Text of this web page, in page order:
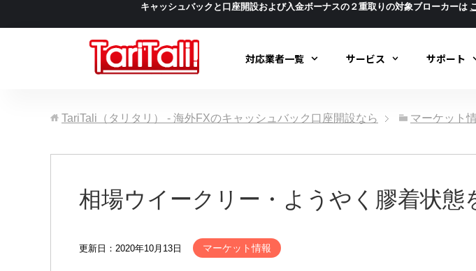
キャッシュバックと口座開設および入金ボーナスの２重取りの対象ブローカーは
対応業者一覧 サービス サポート
TariTali（タリタリ） - 海外FXのキャッシュバック口座開設なら マーケット
相場ウイークリー・ようやく膠着状態
更新日：2020年10月13日 マーケット情報